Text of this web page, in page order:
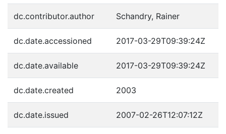
dc.contributor.author Schandry, Rainer
dc.date.accessioned 2017-03-29T09:39:24Z
dc.date.available 2017-03-29T09:39:24Z
dc.date.created 2003
dc.date.issued 2007-02-26T12:07:12Z